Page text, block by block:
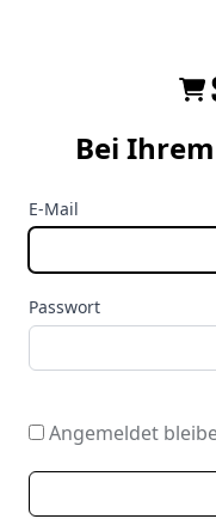
Bei
E-Mail
Passwort
Angemeldet